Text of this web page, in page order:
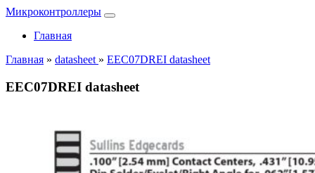
Микроконтроллеры
Главная
Главная » datasheet » EEC07DREI datasheet
EEC07DREI datasheet